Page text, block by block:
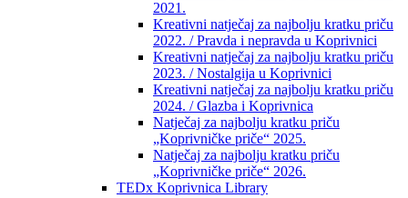
2021.
Kreativni natječaj za najbolju kratku priču
2022. / Pravda i nepravda u Koprivnici
Kreativni natječaj za najbolju kratku priču
2023. / Nostalgija u Koprivnici
Kreativni natječaj za najbolju kratku priču
2024. / Glazba i Koprivnica
Natječaj za najbolju kratku priču
„Koprivničke priče“ 2025.
Natječaj za najbolju kratku priču
„Koprivničke priče“ 2026.
TEDx Koprivnica Library